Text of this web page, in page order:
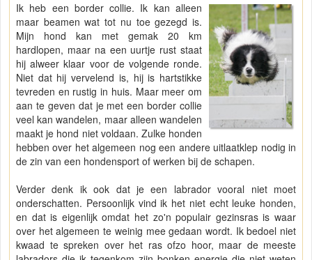
Ik heb een border collie. Ik kan alleen
maar beamen wat tot nu toe gezegd is.
Mijn hond kan met gemak 20 km
hardlopen, maar na een uurtje rust staat
hij alweer klaar voor de volgende ronde.
Niet dat hij vervelend is, hij is hartstikke
tevreden en rustig in huis. Maar meer om
aan te geven dat je met een border collie
veel kan wandelen, maar alleen wandelen
maakt je hond niet voldaan. Zulke honden
hebben over het algemeen nog een andere uitlaatklep nodig in
de zin van een hondensport of werken bij de schapen.
Verder denk ik ook dat je een labrador vooral niet moet
onderschatten. Persoonlijk vind ik het niet echt leuke honden,
en dat is eigenlijk omdat het zo'n populair gezinsras is waar
over het algemeen te weinig mee gedaan wordt. Ik bedoel niet
kwaad te spreken over het ras ofzo hoor, maar de meeste